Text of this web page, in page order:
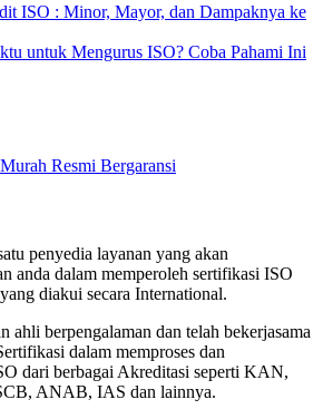
ISO : Minor, Mayor, dan Dampaknya ke
untuk Mengurus ISO? Coba Pahami Ini
Resmi Bergaransi
penyedia layanan yang akan
anda dalam memperoleh sertifikasi ISO
diakui secara International.
berpengalaman dan telah bekerjasama
dalam memproses dan
dari berbagai Akreditasi seperti KAN,
ANAB, IAS dan lainnya.